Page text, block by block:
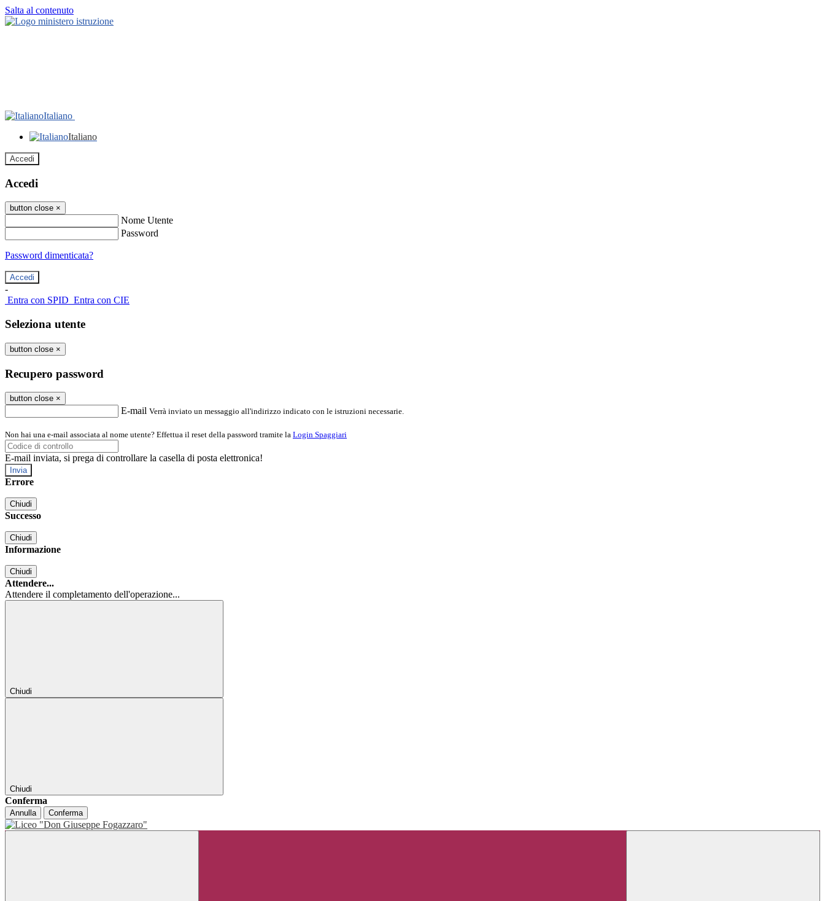
Salta al contenuto
Italiano
Italiano
Accedi
Accedi
button close ×
Nome Utente
Password
Password dimenticata?
-
Entra con SPID Entra con CIE
Seleziona utente
button close ×
Recupero password
button close ×
E-mail Verrà inviato un messaggio all'indirizzo indicato con le istruzioni necessarie.
Non hai una e-mail associata al nome utente? Effettua il reset della password tramite la Login Spaggiari
E-mail inviata, si prega di controllare la casella di posta elettronica!
Errore
Chiudi
Successo
Chiudi
Informazione
Chiudi
Attendere...
Attendere il completamento dell'operazione...
Chiudi
Chiudi
Conferma
Annulla Conferma